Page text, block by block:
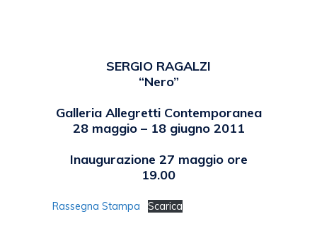
SERGIO RAGALZI
“Nero”
Galleria Allegretti Contemporanea
28 maggio – 18 giugno 2011
Inaugurazione 27 maggio ore
19.00
Rassegna Stampa Scarica